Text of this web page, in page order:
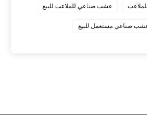
عشب صناعي للملاعب للبيع
صناعي مستعمل للبيع